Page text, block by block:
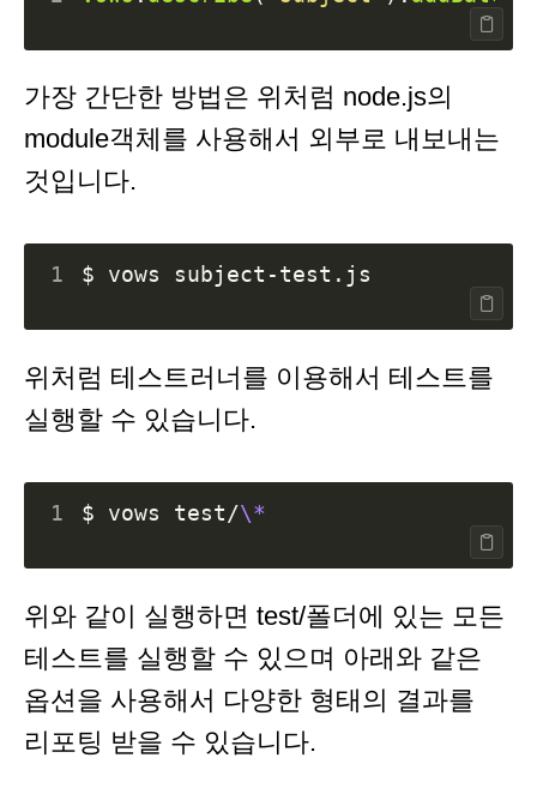
가장 간단한 방법은 위처럼 node.js의
module객체를 사용해서 외부로 내보내는
것입니다.
1
위처럼 테스트러너를 이용해서 테스트를
실행할 수 있습니다.
1 $ vows test/\*
위와 같이 실행하면 test/폴더에 있는 모든
테스트를 실행할 수 있으며 아래와 같은
옵션을 사용해서 다양한 형태의 결과를
리포팅 받을 수 있습니다.